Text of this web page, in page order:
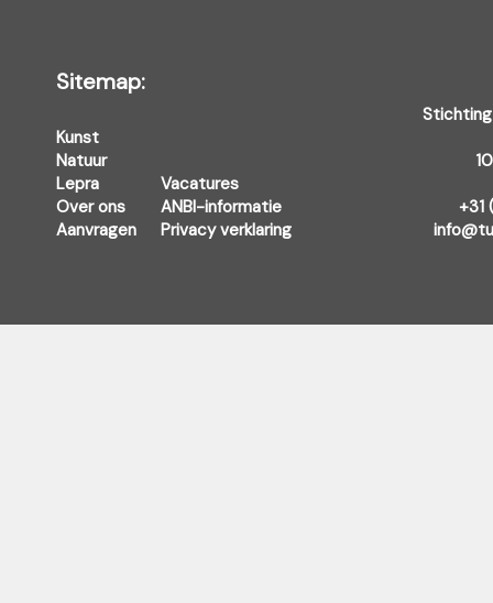
Sitemap:
Kunst
Natuur
Lepra
Over ons
Aanvragen
Vacatures
ANBI-informatie
Privacy verklaring
Stichting